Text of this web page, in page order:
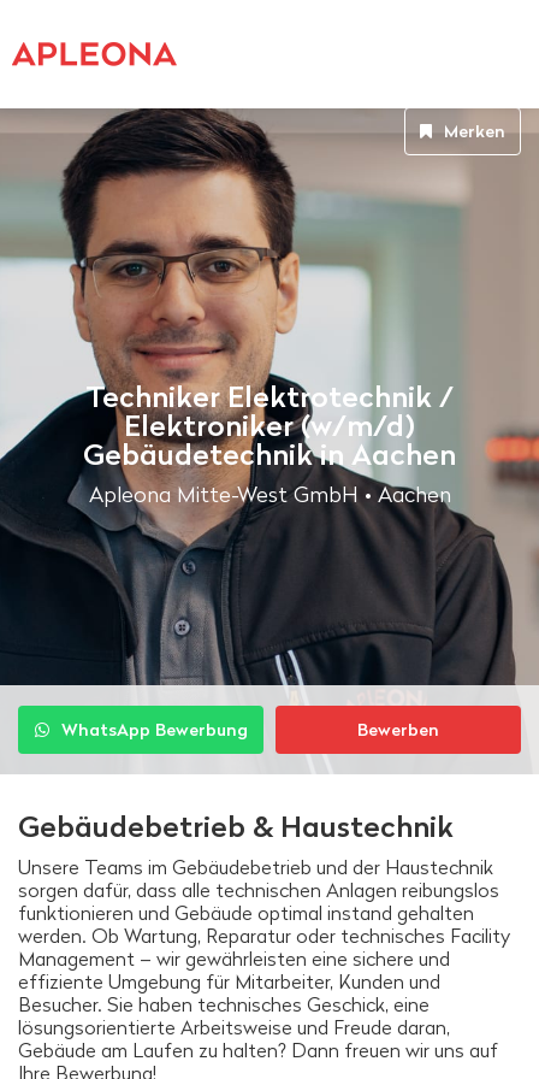
Techniker Elektrotechnik /
Elektroniker (w/m/d)
Gebäudetechnik in Aachen
Apleona Mitte-West GmbH • Aachen
Merken
WhatsApp Bewerbung Bewerben
Gebäudebetrieb & Haustechnik
Unsere Teams im Gebäudebetrieb und der Haustechnik
sorgen dafür, dass alle technischen Anlagen reibungslos
funktionieren und Gebäude optimal instand gehalten
werden. Ob Wartung, Reparatur oder technisches Facility
Management – wir gewährleisten eine sichere und
effiziente Umgebung für Mitarbeiter, Kunden und
Besucher. Sie haben technisches Geschick, eine
lösungsorientierte Arbeitsweise und Freude daran,
Gebäude am Laufen zu halten? Dann freuen wir uns auf
Ihre Bewerbung!